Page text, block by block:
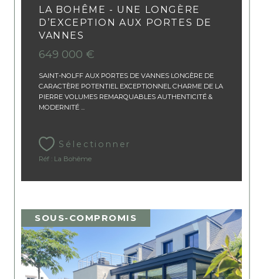
LA BOHÊME - UNE LONGÈRE
D’EXCEPTION AUX PORTES DE
VANNES
649 000 €
SAINT-NOLFF AUX PORTES DE VANNES LONGÈRE DE
CARACTÈRE POTENTIEL EXCEPTIONNEL CHARME DE LA
PIERRE VOLUMES REMARQUABLES AUTHENTICITÉ &
MODERNITÉ ...
Sélectionner
Réf : La Bohême
SOUS-COMPROMIS